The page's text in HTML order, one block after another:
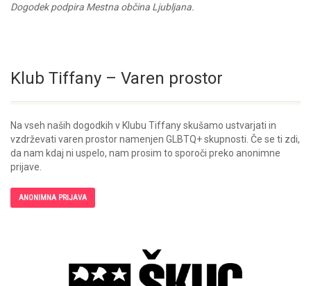
Dogodek podpira Mestna občina Ljubljana.
Klub Tiffany – Varen prostor
Na vseh naših dogodkih v Klubu Tiffany skušamo ustvarjati in
vzdrževati varen prostor namenjen GLBTQ+ skupnosti. Če se ti zdi,
da nam kdaj ni uspelo, nam prosim to sporoči preko anonimne
prijave.
ANONIMNA PRIJAVA